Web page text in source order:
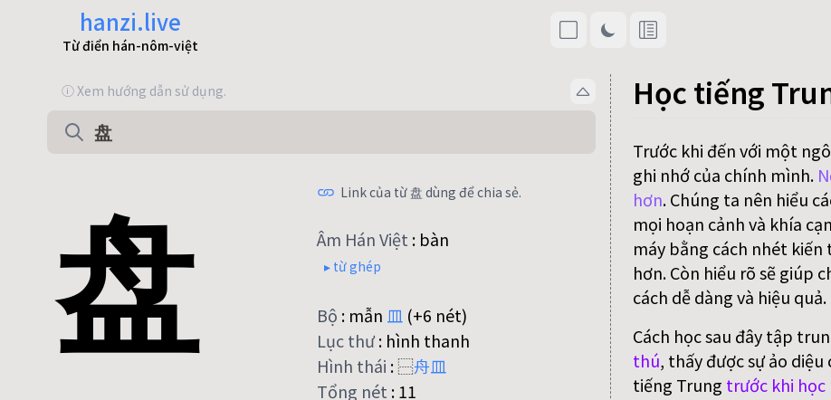
hanzi.live
Từ điển hán-nôm-việt
ⓘ Xem hướng dẫn sử dụng.
盘 Link của từ 盘 dùng để chia sẻ.
Âm Hán Việt : bàn
▸ từ ghép
Bộ : mẫn 皿 (+6 nét)
Lục thư: hình thanh
Hình thái :⿱舟皿
Tổng nét :11
Học tiếng
Trước khi đến với một
ghi nhớ của chính mình.
hơn. Chúng ta nên hiểu
mọi hoạn cảnh và khía
máy bằng cách nhét
hơn. Còn hiểu rõ sẽ giúp
cách dễ dàng và hiệu quả.
Cách học sau đây tập
thú, thấy được sự ảo
tiếng Trung trước khi học